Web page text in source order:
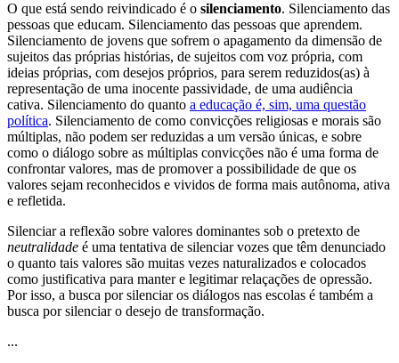
O que está sendo reivindicado é o silenciamento. Silenciamento das
pessoas que educam. Silenciamento das pessoas que aprendem.
Silenciamento de jovens que sofrem o apagamento da dimensão de
sujeitos das próprias histórias, de sujeitos com voz própria, com
ideias próprias, com desejos próprios, para serem reduzidos(as) à
representação de uma inocente passividade, de uma audiência
cativa. Silenciamento do quanto a educação é, sim, uma questão
política. Silenciamento de como convicções religiosas e morais são
múltiplas, não podem ser reduzidas a um versão únicas, e sobre
como o diálogo sobre as múltiplas convicções não é uma forma de
confrontar valores, mas de promover a possibilidade de que os
valores sejam reconhecidos e vividos de forma mais autônoma, ativa
e refletida.
Silenciar a reflexão sobre valores dominantes sob o pretexto de
neutralidade é uma tentativa de silenciar vozes que têm denunciado
o quanto tais valores são muitas vezes naturalizados e colocados
como justificativa para manter e legitimar relaçações de opressão.
Por isso, a busca por silenciar os diálogos nas escolas é também a
busca por silenciar o desejo de transformação.
...